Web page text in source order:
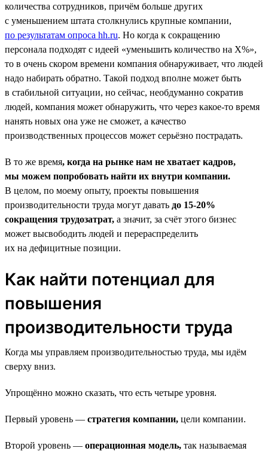
количества сотрудников, причём больше других
с уменьшением штата столкнулись крупные компании,
по результатам опроса hh.ru. Но когда к сокращению
персонала подходят с идеей «уменьшить количество на Х%»,
то в очень скором времени компания обнаруживает, что людей
надо набирать обратно. Такой подход вполне может быть
в стабильной ситуации, но сейчас, необдуманно сократив
людей, компания может обнаружить, что через какое-то время
нанять новых она уже не сможет, а качество
производственных процессов может серьёзно пострадать.
В то же время, когда на рынке нам не хватает кадров,
мы можем попробовать найти их внутри компании.
В целом, по моему опыту, проекты повышения
производительности труда могут давать до 15‑20%
сокращения трудозатрат, а значит, за счёт этого бизнес
может высвободить людей и перераспределить
их на дефицитные позиции.
Как найти потенциал для
повышения
производительности труда
Когда мы управляем производительностью труда, мы идём
сверху вниз.
Упрощённо можно сказать, что есть четыре уровня.
Первый уровень — стратегия компании, цели компании.
Второй уровень — операционная модель, так называемая